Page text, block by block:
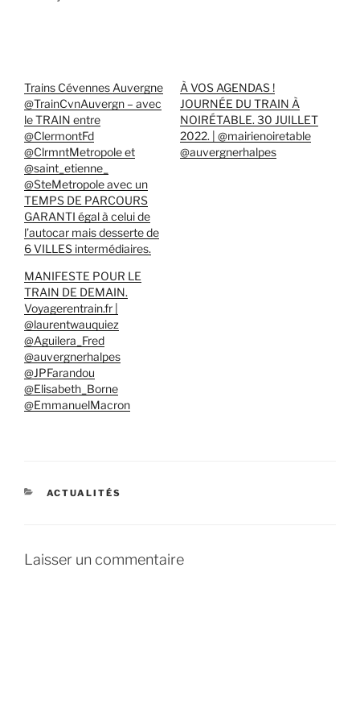
Trains Cévennes Auvergne
@TrainCvnAuvergn – avec
le TRAIN entre
@ClermontFd
@ClrmntMetropole et
@saint_etienne_
@SteMetropole avec un
TEMPS DE PARCOURS
GARANTI égal à celui de
l’autocar mais desserte de
6 VILLES intermédiaires.
À VOS AGENDAS !
JOURNÉE DU TRAIN À
NOIRÉTABLE. 30 JUILLET
2022. | @mairienoiretable
@auvergnerhalpes
MANIFESTE POUR LE
TRAIN DE DEMAIN.
Voyagerentrain.fr |
@laurentwauquiez
@Aguilera_Fred
@auvergnerhalpes
@JPFarandou
@Elisabeth_Borne
@EmmanuelMacron
CATÉGORIES
ACTUALITÉS
Laisser un commentaire